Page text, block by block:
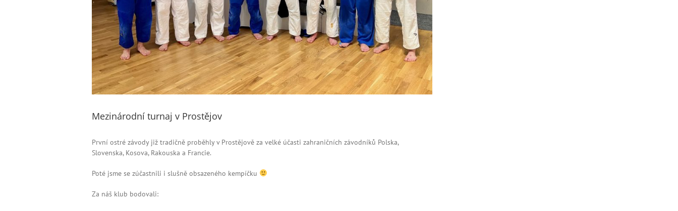
Mezinárodní turnaj v Prostějov
První ostré závody již tradičně proběhly v Prostějově za velké účasti zahraničních závodníků Polska,
Slovenska, Kosova, Rakouska a Francie.
Poté jsme se zúčastnili i slušně obsazeného kempíčku
Za náš klub bodovali: